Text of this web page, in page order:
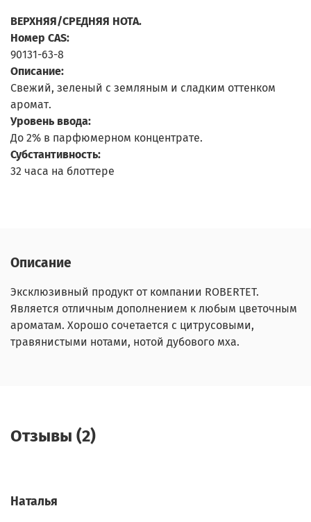
ВЕРХНЯЯ/СРЕДНЯЯ НОТА.
Номер CAS:
90131-63-8
Описание:
Свежий, зеленый с земляным и сладким оттенком
аромат.
Уровень ввода:
До 2% в парфюмерном концентрате.
Субстантивность:
32 часа на блоттере
Описание
Эксклюзивный продукт от компании ROBERTET.
Является отличным дополнением к любым цветочным
ароматам. Хорошо сочетается с цитрусовыми,
травянистыми нотами, нотой дубового мха.
Отзывы (2)
Наталья